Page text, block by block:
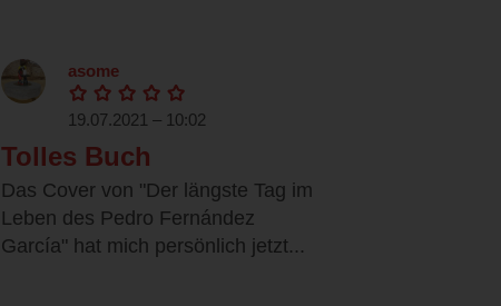
asome
19.07.2021 – 10:02
Tolles Buch
Das Cover von "Der längste Tag im
Leben des Pedro Fernández
García" hat mich persönlich jetzt...